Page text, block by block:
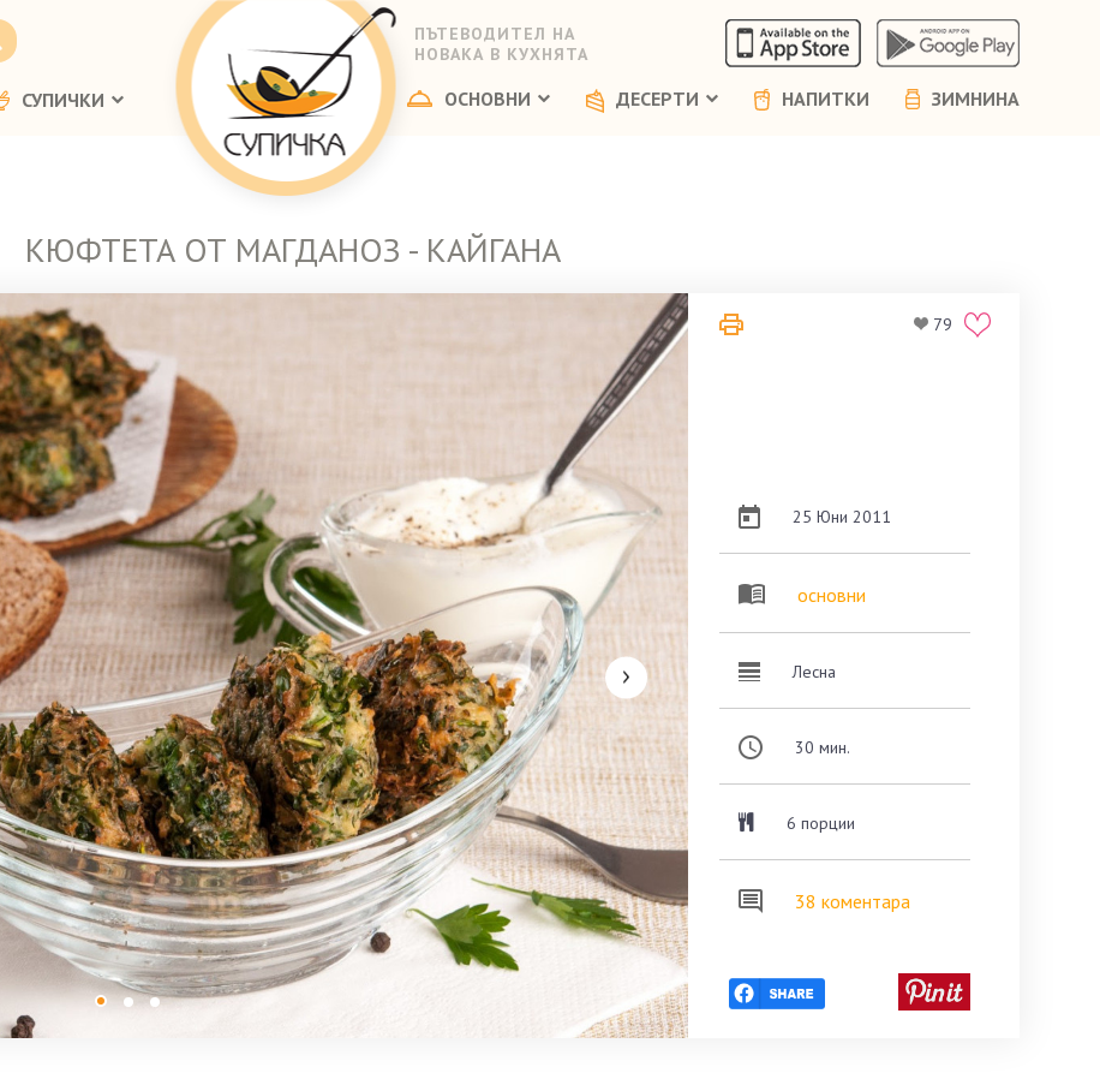
ПЪТЕВОДИТЕЛ НА
НОВАКА В КУХНЯТА
СУПИЧКИ ОСНОВНИ ДЕСЕРТИ НАПИТКИ ЗИМНИНА
КЮФТЕТА ОТ МАГДАНОЗ - КАЙГАНА
79
25 Юни 2011
основни
Лесна
30 мин.
6 порции
38 коментара